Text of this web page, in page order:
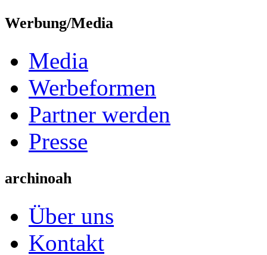
Werbung/Media
Media
Werbeformen
Partner werden
Presse
archinoah
Über uns
Kontakt